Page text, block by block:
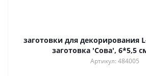
заготовки для декорирования
заготовка 'Сова', 6*5,5
Артикул: 484005